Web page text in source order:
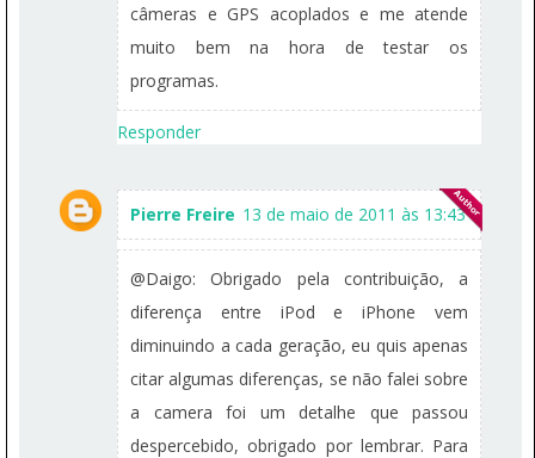
câmeras e GPS acoplados e me atende
muito bem na hora de testar os
programas.
Responder
Pierre Freire 13 de maio de 2011 às 13:43
@Daigo: Obrigado pela contribuição, a
diferença entre iPod e iPhone vem
diminuindo a cada geração, eu quis apenas
citar algumas diferenças, se não falei sobre
a camera foi um detalhe que passou
despercebido, obrigado por lembrar. Para